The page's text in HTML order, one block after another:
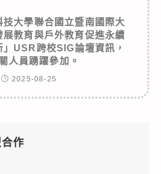
技大學聯合國立暨南國際大
展教育與戶外教育促進永續
USR跨校SIG論壇資訊，
人員踴躍參加。
2025-08-25
作